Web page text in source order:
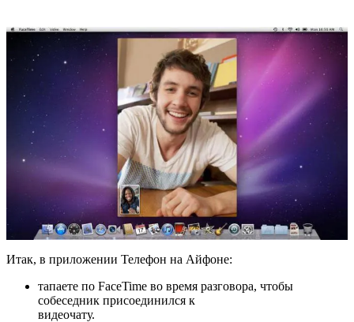
Итак, в приложении Телефон на Айфоне:
тапаете по FaceTime во время разговора, чтобы
собеседник присоединился к
видеочату.